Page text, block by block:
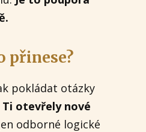
přinese?
pokládat otázky
Ti otevřely nové
odborné logické